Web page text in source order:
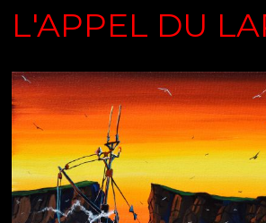
L'APPEL DU